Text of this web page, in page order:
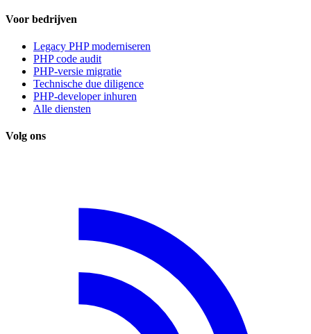
Voor bedrijven
Legacy PHP moderniseren
PHP code audit
PHP-versie migratie
Technische due diligence
PHP-developer inhuren
Alle diensten
Volg ons